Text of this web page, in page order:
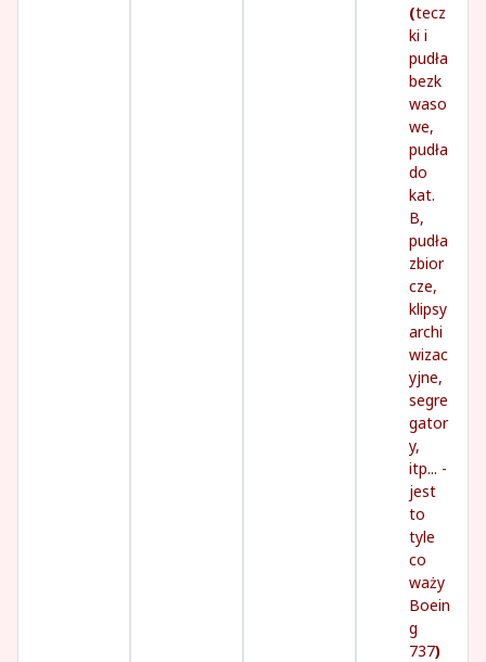
(tecz
ki i
pudła
bezk
waso
we,
pudła
do
kat.
B,
pudła
zbior
cze,
klipsy
archi
wizac
yjne,
segre
gator
y,
itp... -
jest
to
tyle
co
waży
Boein
g
737)